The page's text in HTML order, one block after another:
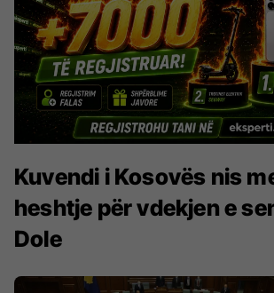
Kuvendi i Kosovës nis
heshtje për vdekjen e
Dole